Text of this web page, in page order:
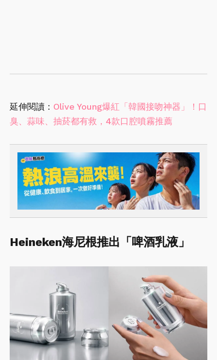
延伸閱讀： Olive Young爆紅「韓國接吻神器」！口
臭、蒜味、抽菸都有救，4款口腔噴霧推薦
Heineken海尼根推出「啤酒乳液」